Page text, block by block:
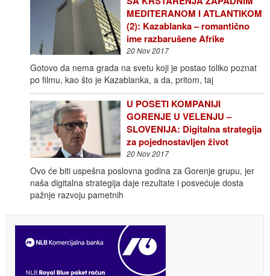
MEDITERANOM I ATLANTIKOM
(2): Kazablanka – romantično
ime razbarušene Afrike
20 Nov 2017
Gotovo da nema grada na svetu koji je postao toliko poznat
po filmu, kao što je Kazablanka, a da, pritom, taj
U POSETI KOMPANIJI
GORENJE U VELENJU –
SLOVENIJA: Digitalna strategija
za pojednostavljen život
20 Nov 2017
Ovo će biti uspešna poslovna godina za Gorenje grupu, jer
naša digitalna strategija daje rezultate i posvećuje dosta
pažnje razvoju pametnih